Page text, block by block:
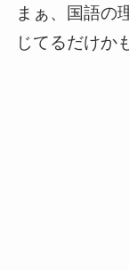
まぁ、国語の
じてるだけか